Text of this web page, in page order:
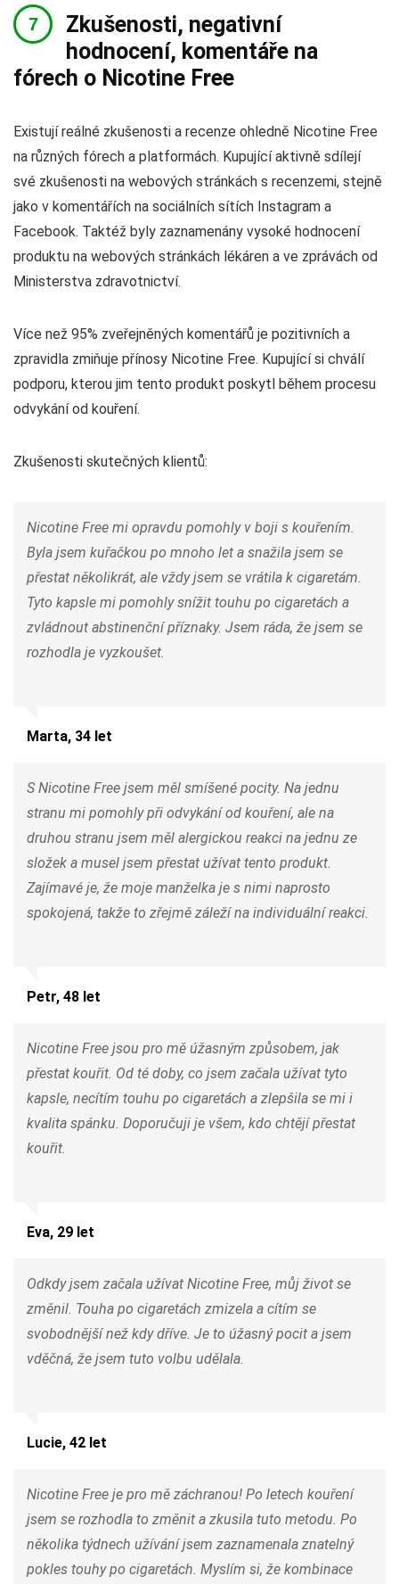
Zkušenosti, negativní
hodnocení, komentáře na
fórech o Nicotine Free
Existují reálné zkušenosti a recenze ohledně Nicotine Free
na různých fórech a platformách. Kupující aktivně sdílejí
své zkušenosti na webových stránkách s recenzemi, stejně
jako v komentářích na sociálních sítích Instagram a
Facebook. Taktéž byly zaznamenány vysoké hodnocení
produktu na webových stránkách lékáren a ve zprávách od
Ministerstva zdravotnictví.
Více než 95% zveřejněných komentářů je pozitivních a
zpravidla zmiňuje přínosy Nicotine Free. Kupující si chválí
podporu, kterou jim tento produkt poskytl během procesu
odvykání od kouření.
Zkušenosti skutečných klientů:
Nicotine Free mi opravdu pomohly v boji s kouřením.
Byla jsem kuřačkou po mnoho let a snažila jsem se
přestat několikrát, ale vždy jsem se vrátila k cigaretám.
Tyto kapsle mi pomohly snížit touhu po cigaretách a
zvládnout abstinenční příznaky. Jsem ráda, že jsem se
rozhodla je vyzkoušet.
Marta, 34 let
S Nicotine Free jsem měl smíšené pocity. Na jednu
stranu mi pomohly při odvykání od kouření, ale na
druhou stranu jsem měl alergickou reakci na jednu ze
složek a musel jsem přestat užívat tento produkt.
Zajímavé je, že moje manželka je s nimi naprosto
spokojená, takže to zřejmě záleží na individuální reakci.
Petr, 48 let
Nicotine Free jsou pro mě úžasným způsobem, jak
přestat kouřit. Od té doby, co jsem začala užívat tyto
kapsle, necítím touhu po cigaretách a zlepšila se mi i
kvalita spánku. Doporučuji je všem, kdo chtějí přestat
kouřit.
Eva, 29 let
Odkdy jsem začala užívat Nicotine Free, můj život se
změnil. Touha po cigaretách zmizela a cítím se
svobodnější než kdy dříve. Je to úžasný pocit a jsem
vděčná, že jsem tuto volbu udělala.
Lucie, 42 let
Nicotine Free je pro mě záchranou! Po letech kouření
jsem se rozhodla to změnit a zkusila tuto metodu. Po
několika týdnech užívání jsem zaznamenala znatelný
pokles touhy po cigaretách. Myslím si, že kombinace